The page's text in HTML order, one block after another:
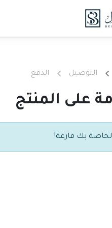
التوصيل الدفع
على المنتج
بك فارغة!